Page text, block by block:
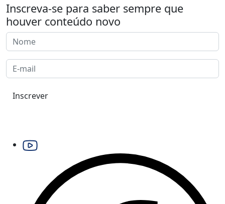
Inscreva-se para saber sempre que
houver conteúdo novo
Inscrever